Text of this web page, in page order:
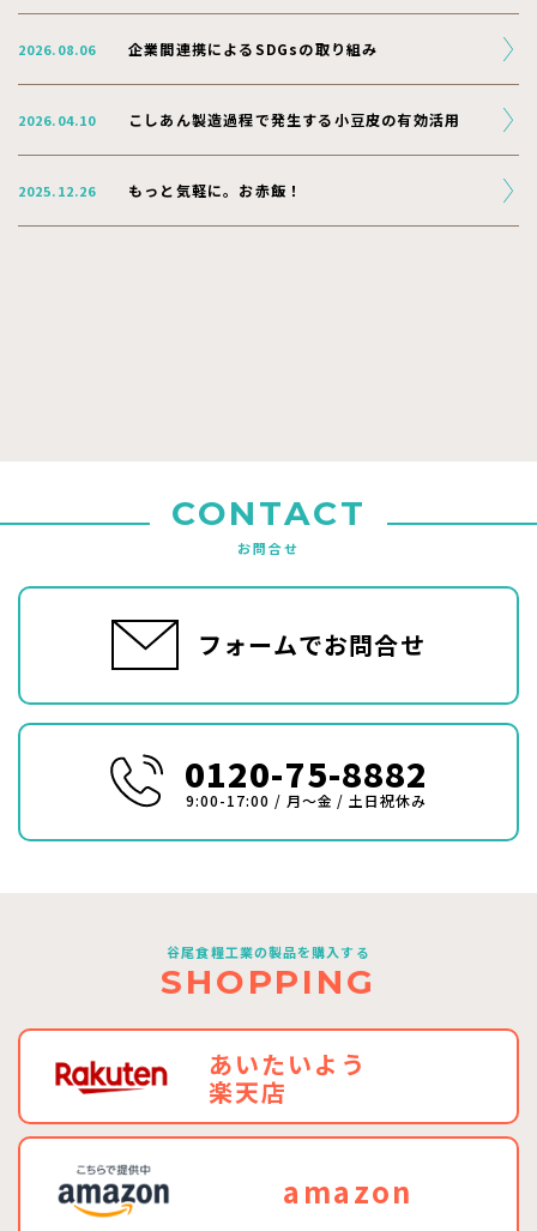
2026.08.06 企業間連携によるSDGsの取り組み
2026.04.10 こしあん製造過程で発生する小豆皮の有効活用
2025.12.26 もっと気軽に。お赤飯！
CONTACT
お問合せ
フォームでお問合せ
0120-75-8882
9:00-17:00 / 月〜金 / 土日祝休み
谷尾食糧工業の製品を購入する
SHOPPING
あいたいよう
楽天店
amazon